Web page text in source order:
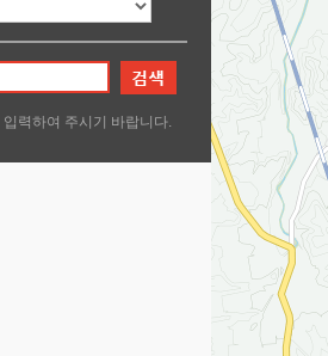
력하여 주시기 바랍니다.